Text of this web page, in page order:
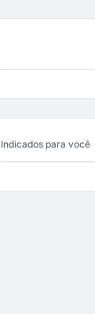
Indicados para você